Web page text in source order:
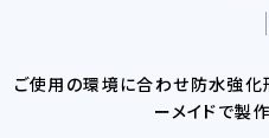
ご使用の環境に合わせ防水強化
ーメイドで製